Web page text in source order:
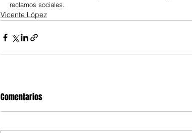
reclamos sociales.
Vicente López
Comentarios